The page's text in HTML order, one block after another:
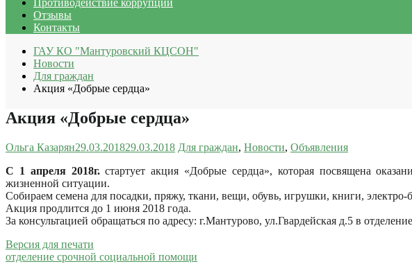
Отзывы
Контакты
ГАУ КО "Мантуровский КЦСОН"
Новости
Для граждан
Акция «Добрые сердца»
Акция «Добрые сердца»
Ольга Казарян29.03.201829.03.2018 Для граждан, Новости, Объявления
С 1 апреля 2018г.стартует акция «Добрые сердца», которая посвящена
жизненной ситуации.
Собираем семена для посадки, пряжу, ткани, вещи, обувь, игрушки, книги,
Акция продлится до 1 июня 2018 года.
За консультацией обращаться по адресу: г.Мантурово, ул.Гвардейская д.5 в
Версия для печати
отделение срочной социальной помощи